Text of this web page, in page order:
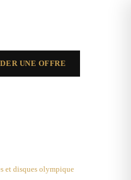
UNE OFFRE
et disques olympique